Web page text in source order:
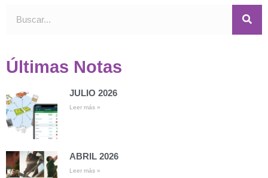
Últimas Notas
JULIO 2026
Leer más »
ABRIL 2026
Leer más »